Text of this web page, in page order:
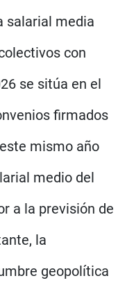
salarial media
con
se sitúa en el
firmados
mismo año
medio del
a la previsión de
la
geopolítica